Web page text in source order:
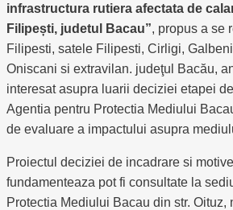
infrastructura rutiera afectata de
Filipești, judetul Bacau”, propus a se
Filipesti, satele Filipesti, Cirligi,
Oniscani si extravilan. judeţul Bacău,
interesat asupra luarii deciziei etapei
Agentia pentru Protectia Mediului
de evaluare a impactului asupra
Proiectul deciziei de incadrare si
fundamenteaza pot fi consultate la
Protectia Mediului Bacau din str. Oituz,